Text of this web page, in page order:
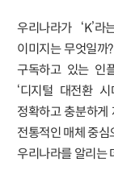
우리나라가 ‘K’
이미지는 무엇일까
구독하고 있는 인
‘디지털 대전환
정확하고 충분하게
전통적인 매체 중심
우리나라를 알리는